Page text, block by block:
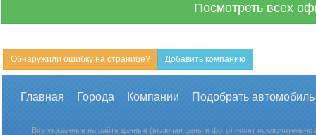
Посмотреть всех
Обнаружили ошибку на странице? Добавить компанию
Главная Города Компании Подобрать
Все указанные на сайте данные (включая цены и фото) носят